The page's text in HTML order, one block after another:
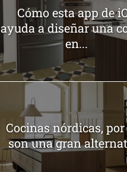
Cómo esta app de
ayuda a diseñar una
en...
Cocinas nórdicas, por
son una gran